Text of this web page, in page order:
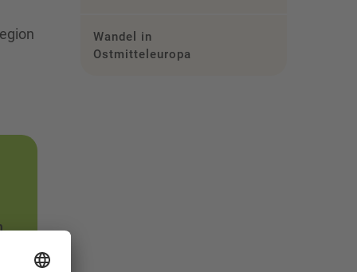
Wandel in
Ostmitteleuropa